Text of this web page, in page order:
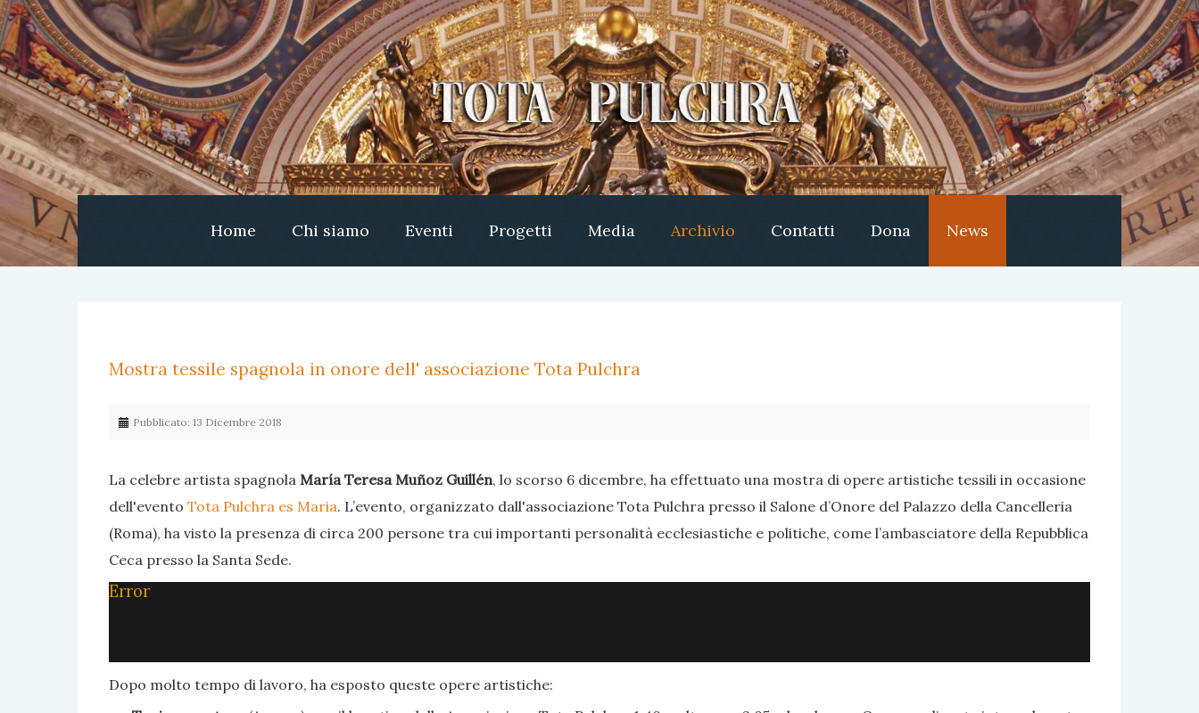
Home Chi siamo Eventi Progetti Media Archivio Contatti Dona News
Mostra tessile spagnola in onore dell' associazione Tota Pulchra
Pubblicato: 13 Dicembre 2018
La celebre artista spagnola María Teresa Muñoz Guillén, lo scorso 6 dicembre, ha effettuato una mostra di opere artistiche tessili in occasione
dell'evento Tota Pulchra es Maria. L’evento, organizzato dall'associazione Tota Pulchra presso il Salone d’Onore del Palazzo della Cancelleria
(Roma), ha visto la presenza di circa 200 persone tra cui importanti personalità ecclesiastiche e politiche, come l’ambasciatore della Repubblica
Ceca presso la Santa Sede.
Error
Dopo molto tempo di lavoro, ha esposto queste opere artistiche: